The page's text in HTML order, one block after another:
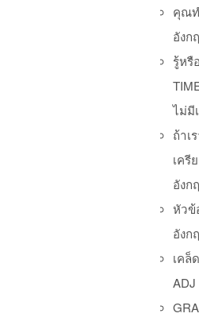
คุณท
อังก
รู้หรื
ไม่มี
ถ้าเ
เครี
อังก
หัวข้
อังก
เคล็
ADJ